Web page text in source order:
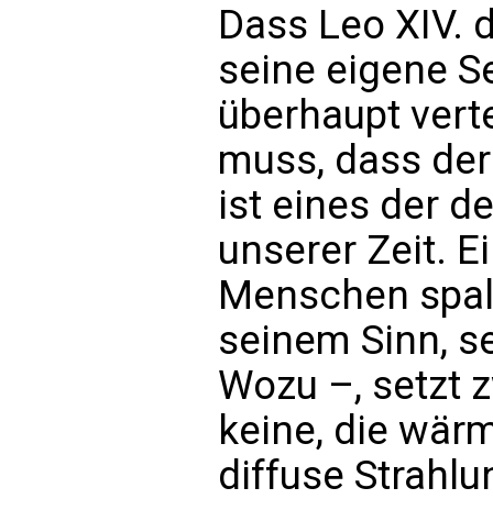
Dass Leo XIV.
seine eigene
überhaupt
muss, dass
ist eines der
unserer Zeit.
Menschen
seinem Sinn,
Wozu –, setzt
keine, die
diffuse